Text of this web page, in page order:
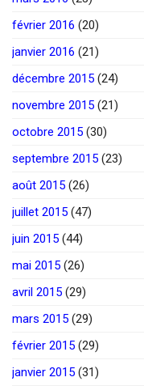
février 2016 (20)
janvier 2016 (21)
décembre 2015 (24)
novembre 2015 (21)
octobre 2015 (30)
septembre 2015 (23)
août 2015 (26)
juillet 2015 (47)
juin 2015 (44)
mai 2015 (26)
avril 2015 (29)
mars 2015 (29)
février 2015 (29)
janvier 2015 (31)